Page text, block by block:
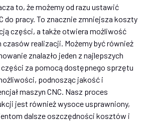
to, że możemy od razu ustawić
do pracy. To znacznie zmniejsza koszty
części, a także otwiera możliwość
realizacji. Możemy być również
znalazło jeden z najlepszych
za pomocą dostępnego sprzętu
podnosząc jakość i
maszyn CNC. Nasz proces
jest również wysoce usprawniony,
dalsze oszczędności kosztów i